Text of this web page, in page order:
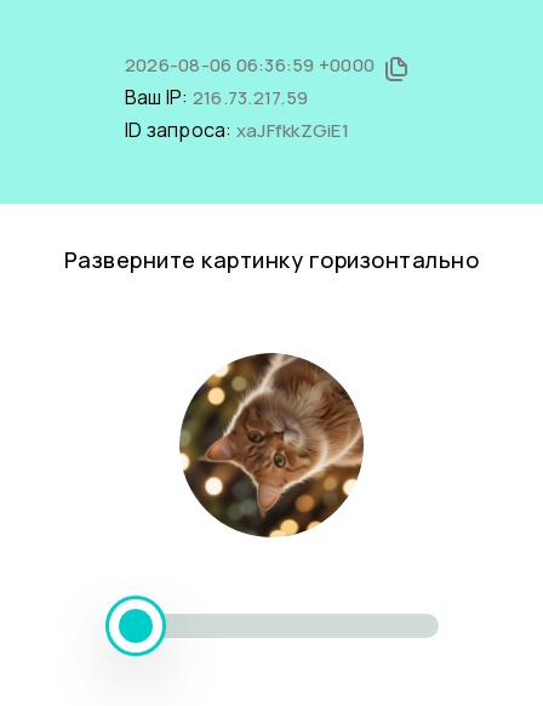
2026-08-06 06:36:59 +0000
Ваш IP: 216.73.217.59
ID запроса: xaJFfkkZGiE1
Разверните картинку горизонтально